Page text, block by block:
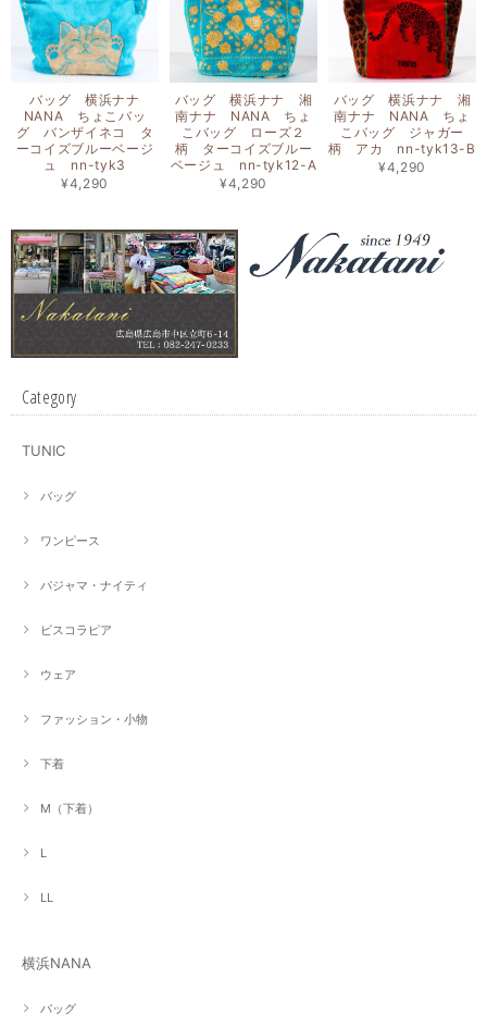
バッグ 横浜ナナ
NANA ちょこバッ
グ バンザイネコ タ
ーコイズブルーベージ
ュ nn-tyk3
¥4,290
バッグ 横浜ナナ 湘
南ナナ NANA ちょ
こバッグ ローズ２
柄 ターコイズブルー
ベージュ nn-tyk12-A
¥4,290
バッグ 横浜ナナ 湘
南ナナ NANA ちょ
こバッグ ジャガー
柄 アカ nn-tyk13-B
¥4,290
Category
TUNIC
バッグ
ワンピース
パジャマ・ナイティ
ビスコラピア
ウェア
ファッション・小物
下着
M（下着）
L
LL
横浜NANA
バッグ